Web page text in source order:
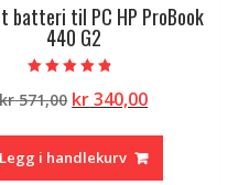
batteri til PC HP ProBook
440 G2
4.50
av 5
kr571,00 Opprinnelig
var:
kr 571,00.
kr340,00Nåværende
kr 340,00.
Legg i handlekurv